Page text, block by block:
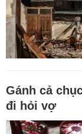
Gánh cả
đi hỏi vợ